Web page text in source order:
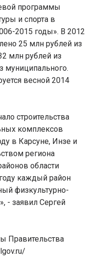
программы
и спорта в
2015 годы». В 2012
25 млн рублей из
млн рублей из
муниципального.
весной 2014
строительства
комплексов
в Карсуне, Инзе и
региона
области
каждый район
физкультурно-
- заявил Сергей
Правительства